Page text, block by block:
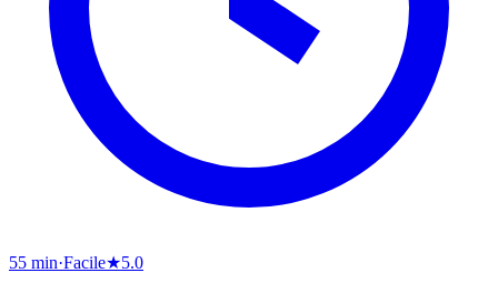
55 min·Facile★5.0